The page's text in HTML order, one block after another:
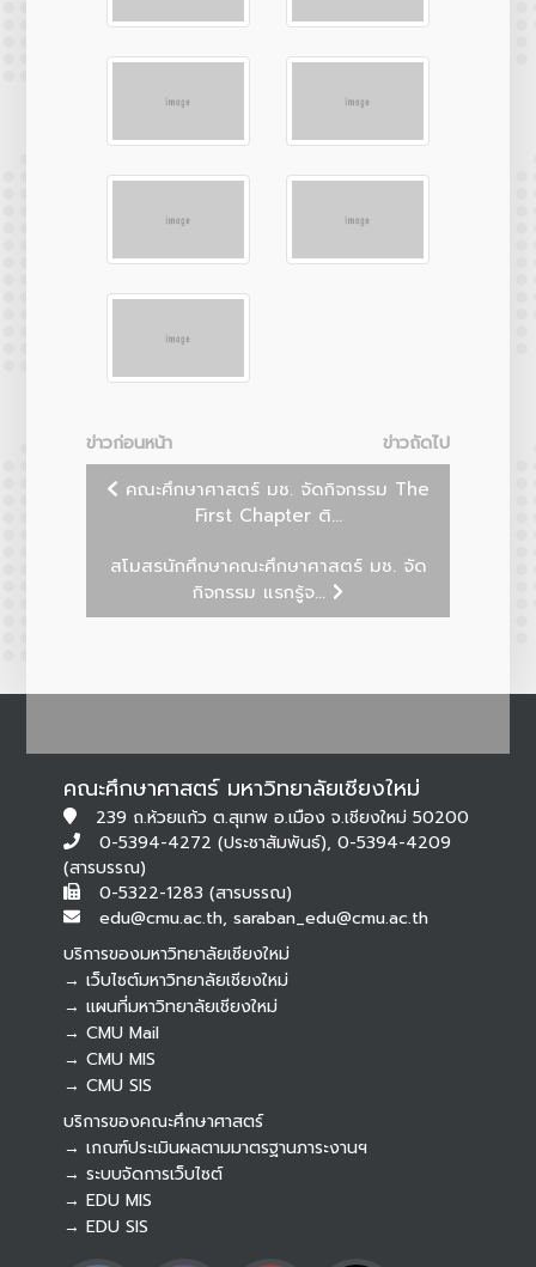
ข่าวก่อนหน้า
ข่าวถัดไป
คณะศึกษาศาสตร์ มช. จัดกิจกรรม The
First Chapter ติ...
สโมสรนักศึกษาคณะศึกษาศาสตร์ มช. จัด
กิจกรรม แรกรู้จ...
คณะศึกษาศาสตร์ มหาวิทยาลัยเชียงใหม่
239 ถ.ห้วยแก้ว ต.สุเทพ อ.เมือง จ.เชียงใหม่ 50200
0-5394-4272 (ประชาสัมพันธ์), 0-5394-4209
(สารบรรณ)
0-5322-1283 (สารบรรณ)
edu@cmu.ac.th, saraban_edu@cmu.ac.th
บริการของมหาวิทยาลัยเชียงใหม่
→ เว็บไซต์มหาวิทยาลัยเชียงใหม่
→ แผนที่มหาวิทยาลัยเชียงใหม่
→ CMU Mail
→ CMU MIS
→ CMU SIS
บริการของคณะศึกษาศาสตร์
→ เกณฑ์ประเมินผลตามมาตรฐานภาระงานฯ
→ ระบบจัดการเว็บไซต์
→ EDU MIS
→ EDU SIS
Botnoi Assistant
Connecting…